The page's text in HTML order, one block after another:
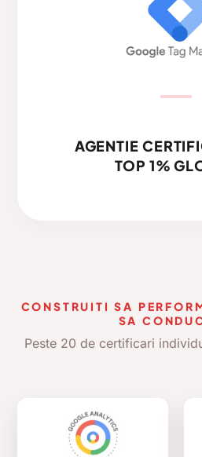
AGENTIE
TOP 1%
CONSTRUITI SA
SA
Peste 20 de certificari